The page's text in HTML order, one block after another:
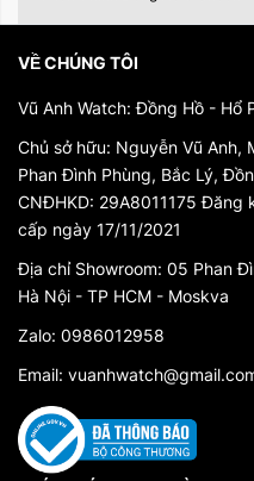
nhanh chóng đánh
trường khắc nghiệt.
của nó đã trở thành
của những người yêu
Những năm sau đó,
phát triển tính năng
thúc đẩy thiết kế và
G-Shock nam trở
được nhiều ngôi sao và
sử dụng hàng ngày.
Phần 3: Thiết Kế Đặc
Một trong những điểm
VỀ CHÚNG TÔI
Vũ Anh Watch: Đồng Hồ - Hổ
Chủ sở hữu: Nguyễn Vũ
Phan Đình Phùng, Bắc Lý,
CNĐHKD: 29A8011175 Đăng
cấp ngày 17/11/2021
Địa chỉ Showroom: 05 Phan
Hà Nội - TP HCM - Moskva
Zalo: 0986012958
Email: